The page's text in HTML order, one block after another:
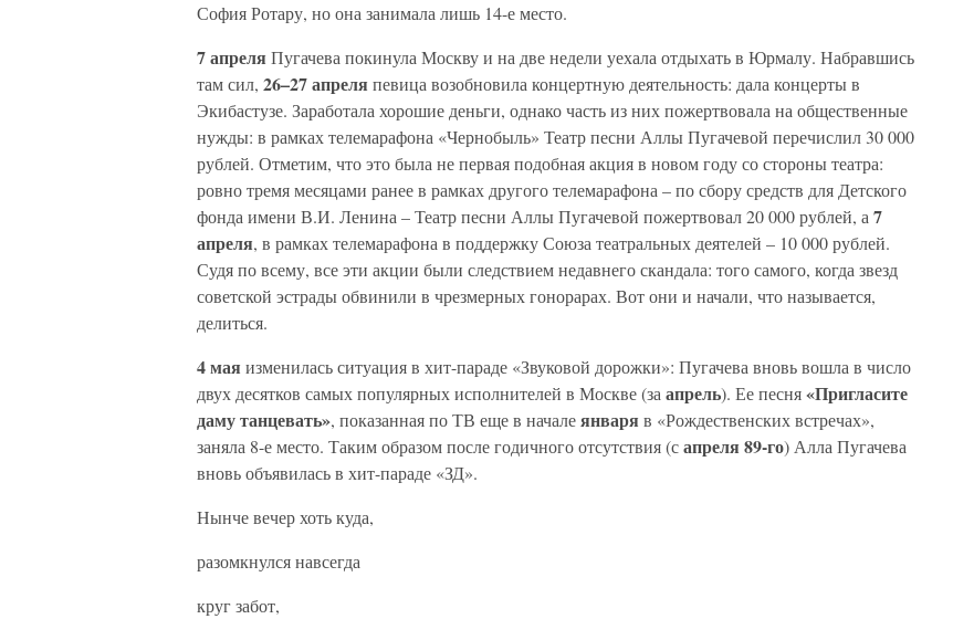
София Ротару, но она занимала лишь 14-е место.
7 апреля Пугачева покинула Москву и на две недели уехала отдыхать в Юрмалу. Набравшись
там сил, 26–27 апреля певица возобновила концертную деятельность: дала концерты в
Экибастузе. Заработала хорошие деньги, однако часть из них пожертвовала на общественные
нужды: в рамках телемарафона «Чернобыль» Театр песни Аллы Пугачевой перечислил 30 000
рублей. Отметим, что это была не первая подобная акция в новом году со стороны театра:
ровно тремя месяцами ранее в рамках другого телемарафона – по сбору средств для Детского
фонда имени В.И. Ленина – Театр песни Аллы Пугачевой пожертвовал 20 000 рублей, а 7
апреля, в рамках телемарафона в поддержку Союза театральных деятелей – 10 000 рублей.
Судя по всему, все эти акции были следствием недавнего скандала: того самого, когда звезд
советской эстрады обвинили в чрезмерных гонорарах. Вот они и начали, что называется,
делиться.
4 мая изменилась ситуация в хит-параде «Звуковой дорожки»: Пугачева вновь вошла в число
двух десятков самых популярных исполнителей в Москве (за апрель). Ее песня«Пригласите
даму танцевать», показанная по ТВ еще в началеянваря в «Рождественских встречах»,
заняла 8-е место. Таким образом после годичного отсутствия (сапреля 89-го) Алла Пугачева
вновь объявилась в хит-параде «ЗД».
Нынче вечер хоть куда,
разомкнулся навсегда
круг забот,